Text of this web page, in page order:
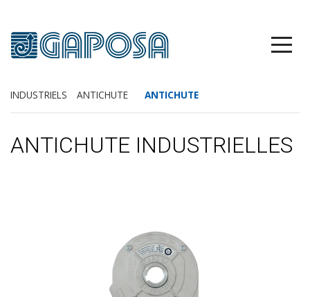
INDUSTRIELS ANTICHUTE ANTICHUTE
ANTICHUTE INDUSTRIELLES